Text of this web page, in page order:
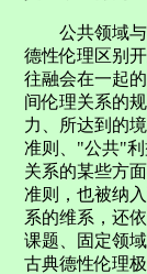
公共领域与
德性伦理区别
往融会在一起
间伦理关系的
力、所达到的
准则、"公共"
关系的某些方
准则，也被纳
系的维系，还
课题、固定领
古典德性伦理